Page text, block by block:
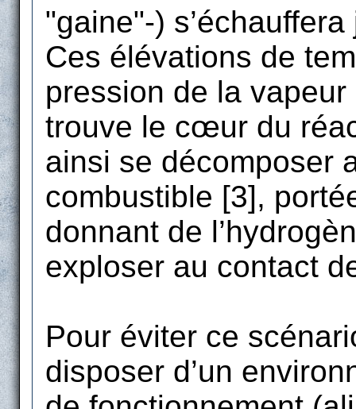
"gaine"-)
Ces élévations de
pression de la
trouve le cœur du
ainsi se décomposer
combustible [3],
donnant de
exploser au contact
Pour éviter ce
disposer d’un